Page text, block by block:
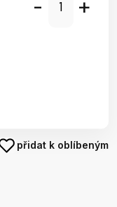
- +
přidat k oblíbeným